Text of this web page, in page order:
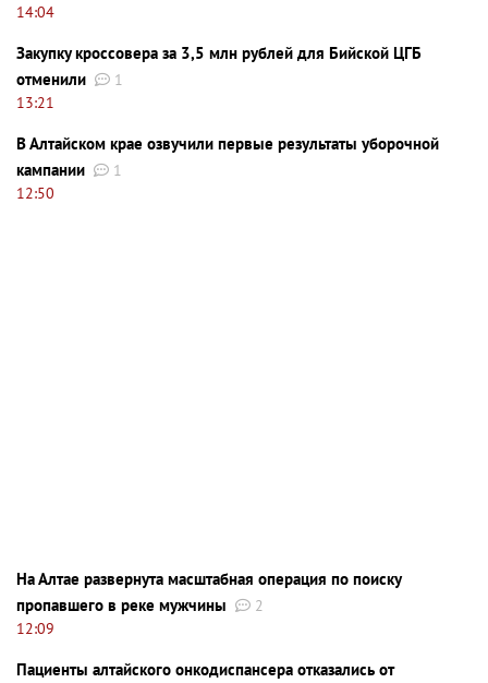
14:04
Закупку кроссовера за 3,5 млн рублей для Бийской ЦГБ
отменили
1
13:21
В Алтайском крае озвучили первые результаты уборочной
кампании
1
12:50
На Алтае развернута масштабная операция по поиску
пропавшего в реке мужчины
2
12:09
Пациенты алтайского онкодиспансера отказались от